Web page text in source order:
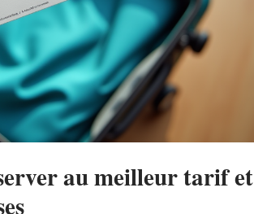
au meilleur tarif et